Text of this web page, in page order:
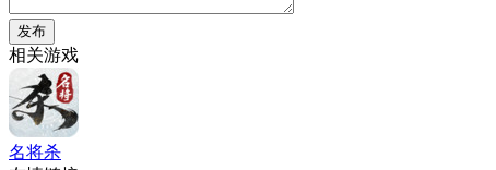
发布
相关游戏
名将杀